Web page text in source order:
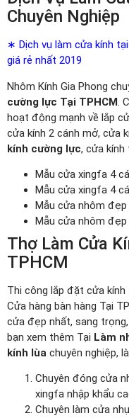
Chuyên Nghiệp
∗ Dịch vụ làm cửa kính
giá rẻ nhất 2019
Nhôm Kính Gia Phong
cường lực Tại TPHCM .
hoạt động mạnh về lắp
cửa kính 2 cánh mở, cửa
kính cường lực, cửa kính
Mẫu cửa xingfa 4
Mẫu cửa xingfa 4
Mẫu cửa nhôm
Mẫu cửa nhôm
Thợ Làm Cửa
TPHCM
Thi công lắp đặt cửa kính
Cửa hàng bàn hàng Tại
cửa đẹp nhất, sang
bạn xem thêm Tại Làm
kính lùa chuyên nghiệp,
Chuyên đóng cửa
xingfa nhập khẩu
Chuyên làm cửa